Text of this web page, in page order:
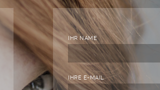
IHR NAME
IHRE E-MAIL